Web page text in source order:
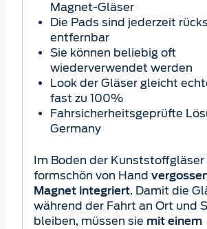
Magnet-Gläser
Die Pads sind jederzeit
entfernbar
Sie können beliebig oft
wiederverwendet werden
Look der Gläser gleicht
fast zu 100%
Fahrsicherheitsgeprüfte
Germany
Im Boden der Kunststoffgläser
formschön von Hand
Magnet integriert. Damit die
während der Fahrt an Ort und
bleiben, müssen sie mit einem